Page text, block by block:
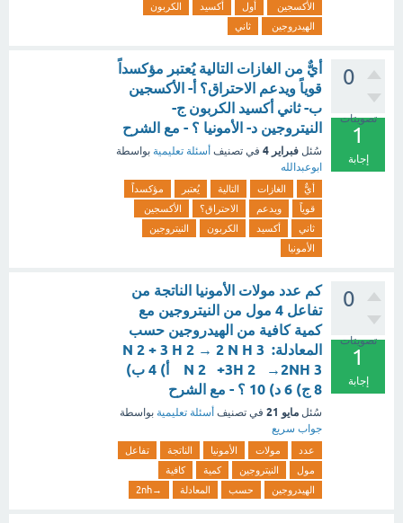
الأكسجين
أول أكسيد
الكربون
الهيدروجين
ثاني
0
تصويتات
1
إجابة
أيٌّ من الغازات التالية يُعتبر مؤكسداً
قوياً ويدعم الاحتراق؟ أ- الأكسجين
ب- ثاني أكسيد الكربون ج-
النيتروجين د- الأمونيا ؟ - مع الشرح
سُئل فبراير 4 في تصنيف أسئلة تعليمية بواسطة
ابوعبدالله
أيٌّ الغازات التالية يُعتبر
مؤكسداً
قوياً
ويدعم الاحتراق؟
الأكسجين
ثاني
أكسيد الكربون
النيتروجين
الأمونيا
0
تصويتات
1
إجابة
كم عدد مولات الأمونيا الناتجة من
تفاعل 4 مول من النيتروجين مع
كمية كافية من الهيدروجين حسب
المعادلة: N 2 + 3 H 2 → 2 N H 3
N 2 ​ +3H 2 ​ →2NH 3 ​ أ) 4 ب)
8 ج) 6 د) 10 ؟ - مع الشرح
سُئل مايو 21 في تصنيف أسئلة تعليمية بواسطة
جواب سريع
عدد مولات الأمونيا الناتجة
تفاعل
مول
النيتروجين كمية
كافية
الهيدروجين
حسب المعادلة →2nh